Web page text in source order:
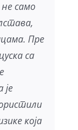
само
Пре
са
је
која